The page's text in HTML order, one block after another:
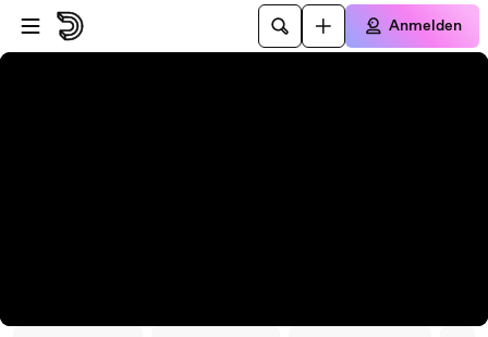
Zum Player springen
Zum Hauptinhalt springen
Anmelden